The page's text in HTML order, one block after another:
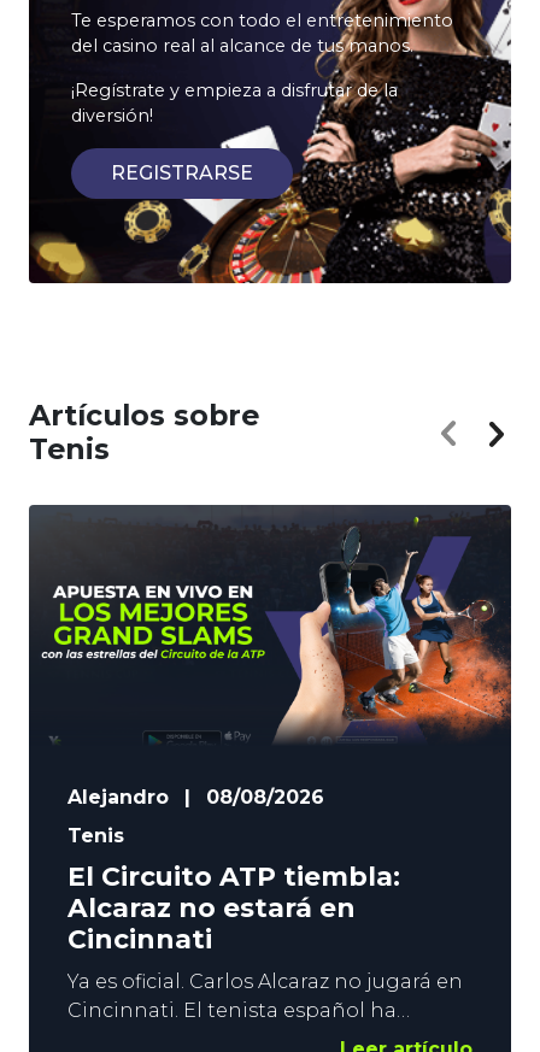
Te esperamos con todo el entretenimiento
del casino real al alcance de tus manos.
¡Regístrate y empieza a disfrutar de la
diversión!
REGISTRARSE
Artículos sobre
Tenis
Alejandro
08/08/2026
Tenis
El Circuito ATP tiembla:
Alcaraz no estará en
Cincinnati
Ya es oficial. Carlos Alcaraz no jugará en
Cincinnati. El tenista español ha
confirmado su baja para el Masters 1000